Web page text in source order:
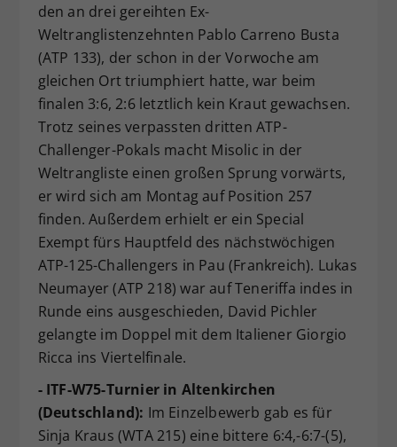
den an drei gereihten Ex-
Weltranglistenzehnten Pablo Carreno Busta
(ATP 133), der schon in der Vorwoche am
gleichen Ort triumphiert hatte, war beim
finalen 3:6, 2:6 letztlich kein Kraut gewachsen.
Trotz seines verpassten dritten ATP-
Challenger-Pokals macht Misolic in der
Weltrangliste einen großen Sprung vorwärts,
er wird sich am Montag auf Position 257
finden. Außerdem erhielt er ein Special
Exempt fürs Hauptfeld des nächstwöchigen
ATP-125-Challengers in Pau (Frankreich). Lukas
Neumayer (ATP 218) war auf Teneriffa indes in
Runde eins ausgeschieden, David Pichler
gelangte im Doppel mit dem Italiener Giorgio
Ricca ins Viertelfinale.
- ITF-W75-Turnier in Altenkirchen
(Deutschland): Im Einzelbewerb gab es für
Sinja Kraus (WTA 215) eine bittere 6:4,-6:7-(5),